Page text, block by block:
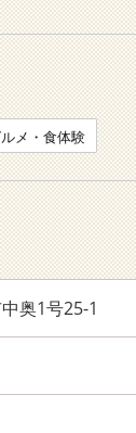
メ・食体験
奥1号25-1